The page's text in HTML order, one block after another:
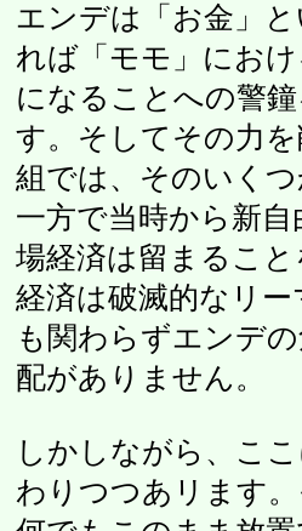
エンデは「お金」
れば「モモ」にお
になることへの警
す。そしてその力
組では、そのいく
一方で当時から新
場経済は留まるこ
経済は破滅的なリ
も関わらずエンデ
配がありません。
しかしながら、こ
わりつつあリます